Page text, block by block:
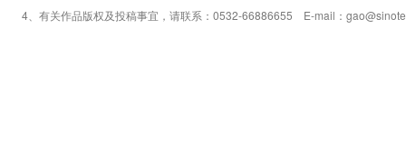
4、有关作品版权及投稿事宜，请联系：0532-66886655 E-mail：